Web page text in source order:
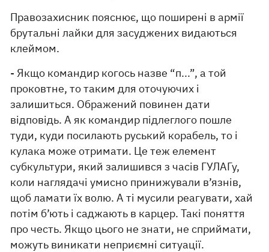
Правозахисник пояснює, що поширені в армії
брутальні лайки для засуджених видаються
клеймом.
- Якщо командир когось назве “п...”, а той
проковтне, то таким для оточуючих і
залишиться. Ображений повинен дати
відповідь. А як командир підлеглого пошле
туди, куди посилають руський корабель, то і
кулака може отримати. Це теж елемент
субкультури, який залишився з часів ГУЛАГу,
коли наглядачі умисно принижували в’язнів,
щоб ламати їх волю. А ті мусили реагувати, хай
потім б’ють і саджають в карцер. Такі поняття
про честь. Якщо цього не знати, не сприймати,
можуть виникати неприємні ситуації.